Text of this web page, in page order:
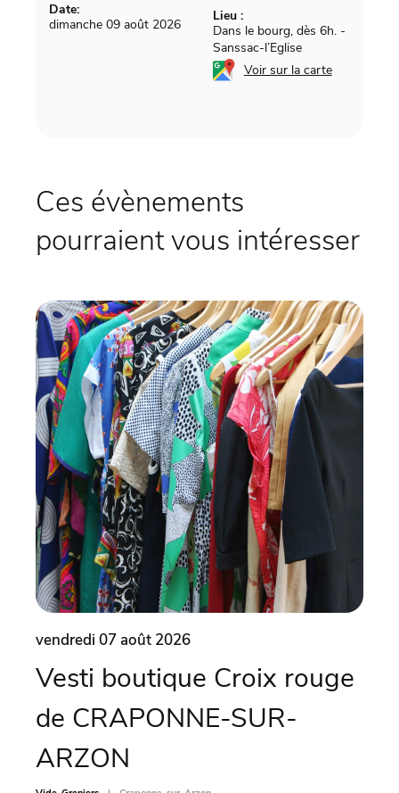
Date:
dimanche 09 août 2026
Lieu :
Dans le bourg, dès 6h. -
Sanssac-l’Eglise
Voir sur la carte
Ces évènements
pourraient vous intéresser
vendredi 07 août 2026
Vesti boutique Croix rouge
de CRAPONNE-SUR-
ARZON